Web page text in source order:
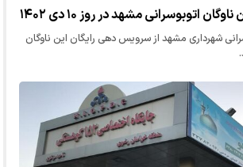
اتوبوسرانی مشهد در روز ١۰ دی ۱۴۰۲
شهرداری مشهد از سرویس دهی رایگان این ناوگان